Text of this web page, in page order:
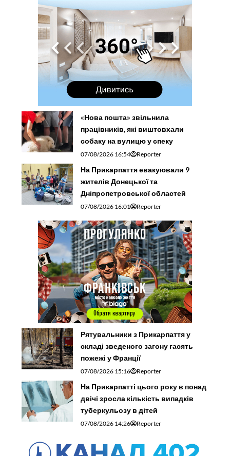
«Нова пошта» звільнила
працівників, які виштовхали
собаку на вулицю у спеку
07/08/2026 16:54 Reporter
На Прикарпаття евакуювали 9
жителів Донецької та
Дніпропетровської областей
07/08/2026 16:01 Reporter
Рятувальники з Прикарпаття у
складі зведеного загону гасять
пожежі у Франції
07/08/2026 15:16 Reporter
На Прикарпатті цього року в понад
двічі зросла кількість випадків
туберкульозу в дітей
07/08/2026 14:26 Reporter